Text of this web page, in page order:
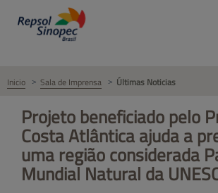
Inicio Sala de Imprensa Últimas Noticias
Projeto beneficiado pelo
Costa Atlântica ajuda a
uma região considerada
Mundial Natural da